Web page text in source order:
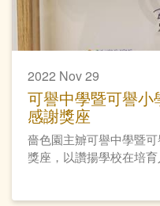
2022 Nov 29
可譽中學暨可譽
感謝獎座
嗇色園主辧可譽中學暨
獎座，以讚揚學校在培育